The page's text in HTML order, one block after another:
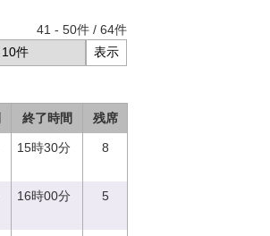
41 - 50件 / 64件
終了時間 残席
15時30分 8
16時00分 5